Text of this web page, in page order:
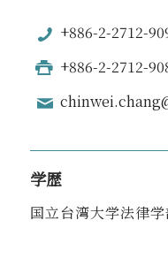
+886-2-2712-
+886-2-2712-
学歴
国立台湾大学法律